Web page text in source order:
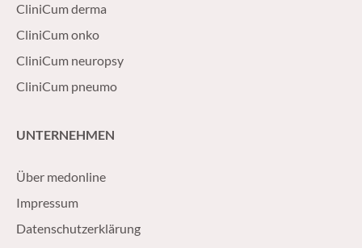
CliniCum derma
CliniCum onko
CliniCum neuropsy
CliniCum pneumo
UNTERNEHMEN
Über medonline
Impressum
Datenschutzerklärung